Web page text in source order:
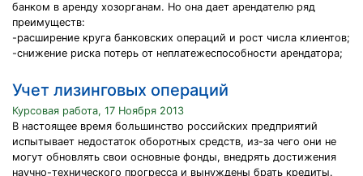
банком в аренду хозорганам. Но она дает арендателю ряд
преимуществ:
-расширение круга банковских операций и рост числа клиентов;
-снижение риска потерь от неплатежеспособности арендатора;
Учет лизинговых операций
Курсовая работа, 17 Ноября 2013
В настоящее время большинство российских предприятий
испытывает недостаток оборотных средств, из-за чего они не
могут обновлять свои основные фонды, внедрять достижения
научно-технического прогресса и вынуждены брать кредиты.